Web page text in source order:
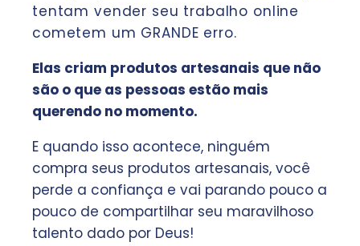
tentam vender seu trabalho online
cometem um GRANDE erro.
Elas criam produtos artesanais que não
são o que as pessoas estão mais
querendo no momento.
E quando isso acontece, ninguém
compra seus produtos artesanais, você
perde a confiança e vai parando pouco a
pouco de compartilhar seu maravilhoso
talento dado por Deus!